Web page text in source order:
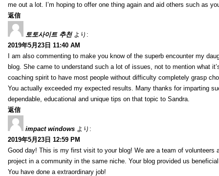
me out a lot. I’m hoping to offer one thing again and aid others such as
返信
토토사이트 추천 より:
2019年5月23日 11:40 AM
I am also commenting to make you know of the superb encounter my
blog. She came to understand such a lot of issues, not to mention what
coaching spirit to have most people without difficulty completely grasp
You actually exceeded my expected results. Many thanks for imparting
dependable, educational and unique tips on that topic to Sandra.
返信
impact windows より:
2019年5月23日 12:59 PM
Good day! This is my first visit to your blog! We are a team of volunteers
project in a community in the same niche. Your blog provided us
You have done a extraordinary job!